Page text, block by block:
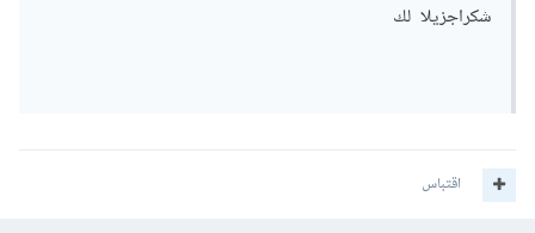
شكراجزيلا لك
اقتباس